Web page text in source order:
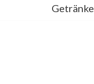
Getränke